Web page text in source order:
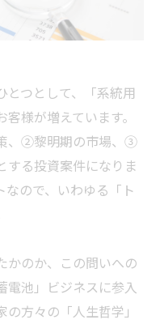
とつとして、「系統用
様が増えています。
、②黎明期の市場、③
する投資案件になりま
ので、いわゆる「ト
かのか、この問いへの
電池」ビジネスに参入
方々の「人生哲学」